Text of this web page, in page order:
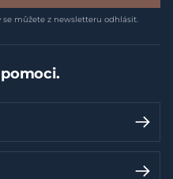
se můžete z newsletteru odhlásit.